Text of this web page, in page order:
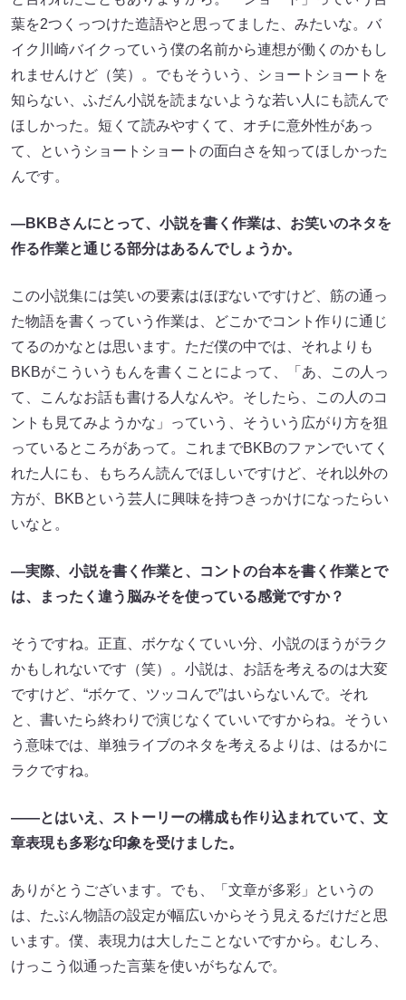
葉を2つくっつけた造語やと思ってました、みたいな。バ
イク川崎バイクっていう僕の名前から連想が働くのかもし
れませんけど（笑）。でもそういう、ショートショートを
知らない、ふだん小説を読まないような若い人にも読んで
ほしかった。短くて読みやすくて、オチに意外性があっ
て、というショートショートの面白さを知ってほしかった
んです。
—BKBさんにとって、小説を書く作業は、お笑いのネタを
作る作業と通じる部分はあるんでしょうか。
この小説集には笑いの要素はほぼないですけど、筋の通っ
た物語を書くっていう作業は、どこかでコント作りに通じ
てるのかなとは思います。ただ僕の中では、それよりも
BKBがこういうもんを書くことによって、「あ、この人っ
て、こんなお話も書ける人なんや。そしたら、この人のコ
ントも見てみようかな」っていう、そういう広がり方を狙
っているところがあって。これまでBKBのファンでいてく
れた人にも、もちろん読んでほしいですけど、それ以外の
方が、BKBという芸人に興味を持つきっかけになったらい
いなと。
—実際、小説を書く作業と、コントの台本を書く作業とで
は、まったく違う脳みそを使っている感覚ですか？
そうですね。正直、ボケなくていい分、小説のほうがラク
かもしれないです（笑）。小説は、お話を考えるのは大変
ですけど、“ボケて、ツッコんで”はいらないんで。それ
と、書いたら終わりで演じなくていいですからね。そうい
う意味では、単独ライブのネタを考えるよりは、はるかに
ラクですね。
――とはいえ、ストーリーの構成も作り込まれていて、文
章表現も多彩な印象を受けました。
ありがとうございます。でも、「文章が多彩」というの
は、たぶん物語の設定が幅広いからそう見えるだけだと思
います。僕、表現力は大したことないですから。むしろ、
けっこう似通った言葉を使いがちなんで。